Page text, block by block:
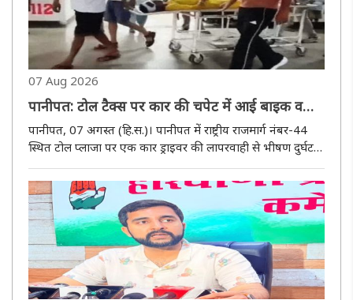
07 Aug 2026
पानीपत: टोल टैक्स पर कार की चपेट में आई बाइक व
स्कूटी, एक की माैत चार घायल
पानीपत, 07 अगस्त (हि.स.)। पानीपत में राष्ट्रीय राजमार्ग नंबर-44
स्थित टोल प्लाजा पर एक कार ड्राइवर की लापरवाही से भीषण दुर्घटना
किया, जिससे पीछे आ रही बाइक और स्कूटी उसकी चपेट में आ ..